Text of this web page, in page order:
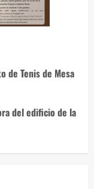
de Tenis de Mesa
del edificio de la